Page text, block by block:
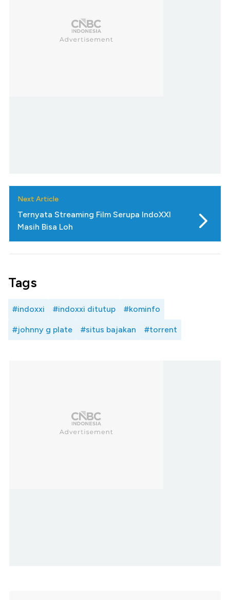
Next Article
Ternyata Streaming Film Serupa IndoXXI
Masih Bisa Loh
Tags
#indoxxi #indoxxi ditutup #kominfo
#johnny g plate #situs bajakan #torrent